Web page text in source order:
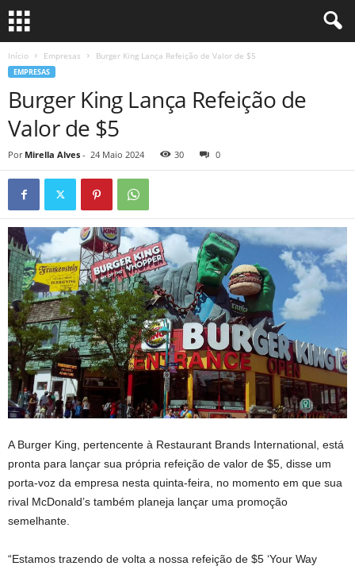
Início Empresas Burger King Lança Refeição de Valor de $5
EMPRESAS
Burger King Lança Refeição de
Valor de $5
Por Mirella Alves - 24 Maio 2024 30 0
A Burger King, pertencente à Restaurant Brands International, está
pronta para lançar sua própria refeição de valor de $5, disse um
porta-voz da empresa nesta quinta-feira, no momento em que sua
rival McDonald’s também planeja lançar uma promoção
semelhante.
“Estamos trazendo de volta a nossa refeição de $5 ‘Your Way